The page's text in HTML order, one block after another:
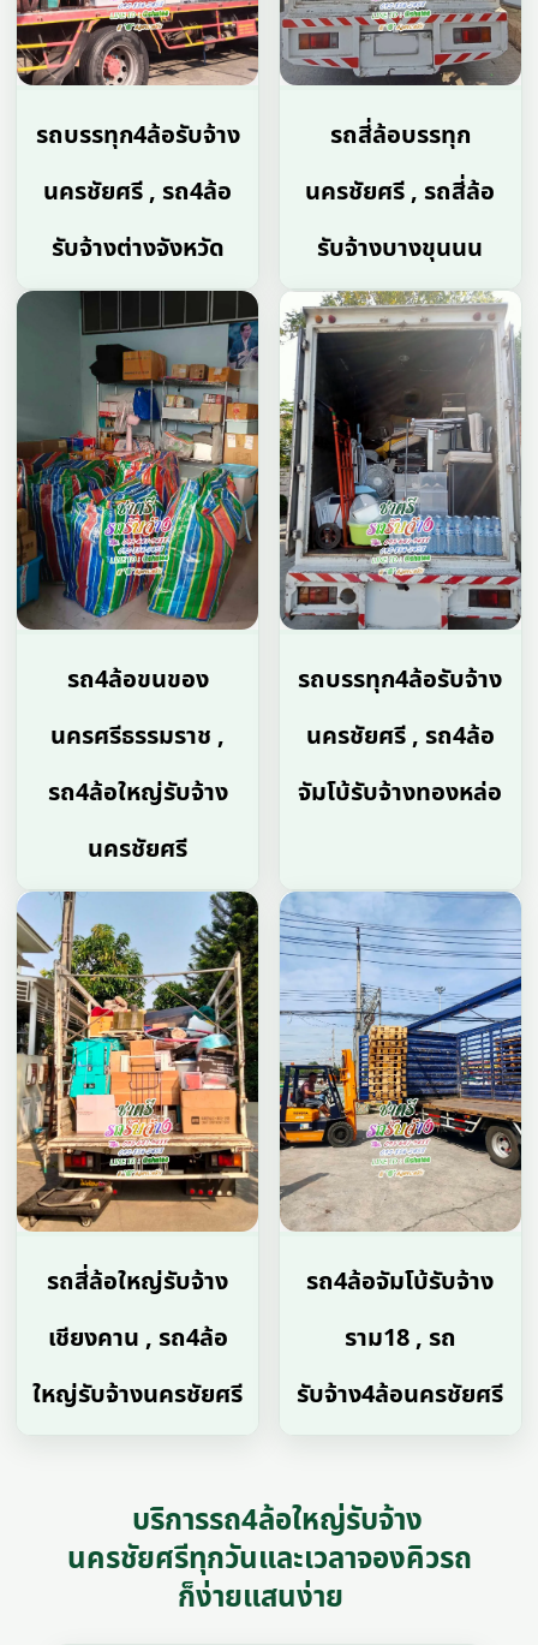
รถบรรทุก4ล้อรับจ้าง
นครชัยศรี , รถ4ล้อ
รับจ้างต่างจังหวัด
รถสี่ล้อบรรทุก
นครชัยศรี , รถสี่ล้อ
รับจ้างบางขุนนน
รถ4ล้อขนของ
นครศรีธรรมราช ,
รถ4ล้อใหญ่รับจ้าง
นครชัยศรี
รถบรรทุก4ล้อรับจ้าง
นครชัยศรี , รถ4ล้อ
จัมโบ้รับจ้างทองหล่อ
รถสี่ล้อใหญ่รับจ้าง
เชียงคาน , รถ4ล้อ
ใหญ่รับจ้างนครชัยศรี
รถ4ล้อจัมโบ้รับจ้าง
ราม18 , รถ
รับจ้าง4ล้อนครชัยศรี
บริการรถ4ล้อใหญ่รับจ้าง
นครชัยศรีทุกวันและเวลาจองคิวรถ
ก็ง่ายแสนง่าย